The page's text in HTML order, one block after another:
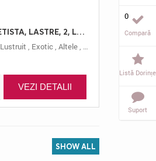
ALTELE, AMETISTA, LASTRE, 2, LUSTRUIT
Lustruit Exotic, Altele, Ametista
VEZI DETALII
SHOW ALL
Compară
0
Listă Dorințe
Suport